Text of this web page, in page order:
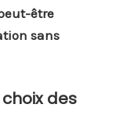
être
sans
des